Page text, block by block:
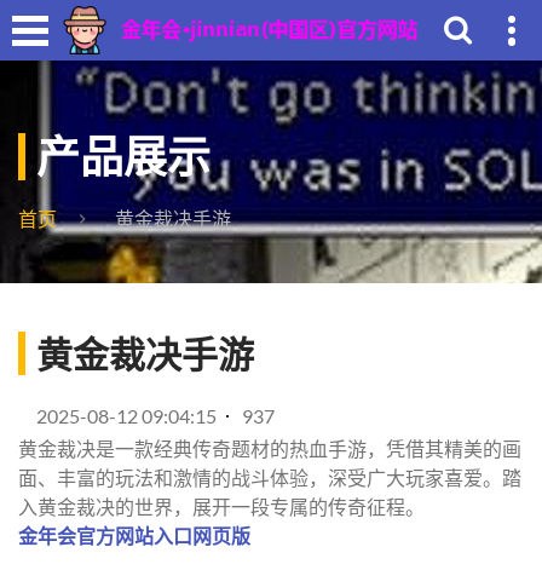
产品展示
首页 黄金裁决手游
黄金裁决手游
2025-08-12 09:04:15
937
黄金裁决是一款经典传奇题材的热血手游，凭借其精美的画
面、丰富的玩法和激情的战斗体验，深受广大玩家喜爱。踏
入黄金裁决的世界，展开一段专属的传奇征程。
金年会官方网站入口网页版